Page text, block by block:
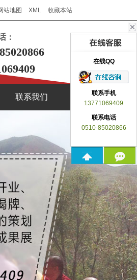
站地图 XML 收藏本站
：
联系我们
在线QQ
联系手机
13771069409
联系电话
0510-85020866